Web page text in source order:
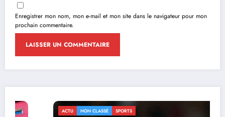
Enregistrer mon nom, mon e-mail et mon site dans le navigateur pour mon
prochain commentaire.
NON CLASSÉ SPORTS